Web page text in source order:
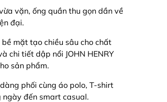
vặn, ống quần thu gọn dần về
đại.
mặt tạo chiều sâu cho chất
chi tiết dập nổi JOHN HENRY
sản phẩm.
phối cùng áo polo, T-shirt
ngày đến smart casual.